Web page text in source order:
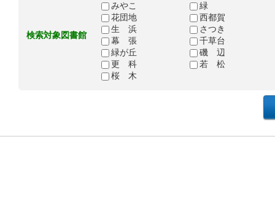
検索対象図書館
みやこ
緑
花団地
西都賀
生 浜
さつき
幕 張
千草台
緑が丘
磯 辺
更 科
若 松
桜 木